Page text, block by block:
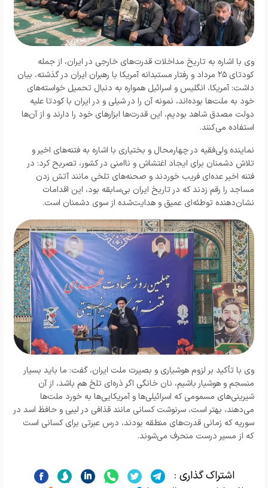
وی با اشاره به تاریخ مداخلات قدرت‌های خارجی در ایران، از جمله
کودتای ۲۵ مرداد و رفتار مستبدانه آمریکا با رهبران ایران در گذشته، بیان
داشت: آمریکا، انگلیس و اسرائیل همواره به دنبال تحمیل خواسته‌های
خود به ملت‌ها بوده‌اند، نمونه آن را در شیلی و در ایران با کودتا علیه
دولت مصدق شاهد بودیم، این قدرت‌ها ابزارهای خود را دارند و از آن‌ها
استفاده می‌کنند.
نماینده ولی‌فقیه در چهارمحال و بختیاری با اشاره به فتنه‌های اخیر و
تلاش دشمنان برای ایجاد اغتشاش و ناامنی در کشور، تصریح کرد: در
فتنه اخیر عده‌ای فریب خوردند و صحنه‌های تلخی مانند آتش زدن
مساجد را رقم زدند که در تاریخ ایران بی‌سابقه بود، این اقدامات
نشان‌دهنده توطئه‌ای عمیق و هدایت‌شده از سوی دشمنان است.
وی با تأکید بر لزوم هوشیاری و بصیرت ملت ایران، گفت: ما باید بسیار
منسجم و هوشیار باشیم، نان خانگی اگر ذره‌ای تلخ هم باشد، از آن
شیرینی‌های مسمومی که اسرائیلی‌ها و آمریکایی‌ها به خورد ملت‌ها
می‌دهند، بهتر است، سرنوشت کسانی مانند قذافی در لیبی و حافظ اسد در
سوریه که زمانی قدرت‌های منطقه بودند، درس عبرتی برای کسانی است
که از مسیر درست منحرف می‌شوند.
اشتراک گذاری :